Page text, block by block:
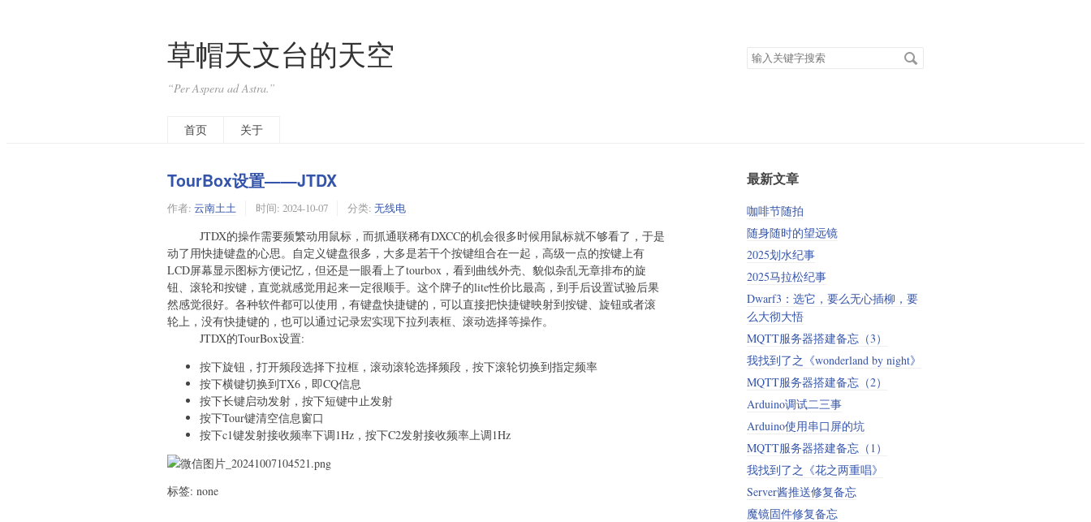
草帽天文台的天空
“Per Aspera ad Astra.”
搜
首页 关于
TourBox设置——JTDX
作者: 云南土土 时间: 2024-10-07 分类: 无线电
JTDX的操作需要频繁动用鼠标，而抓通联稀有DXCC的机会很多时候用鼠标就不够看了，于是
动了用快捷键盘的心思。自定义键盘很多，大多是若干个按键组合在一起，高级一点的按键上有
LCD屏幕显示图标方便记忆，但还是一眼看上了tourbox，看到曲线外壳、貌似杂乱无章排布的旋
钮、滚轮和按键，直觉就感觉用起来一定很顺手。这个牌子的lite性价比最高，到手后设置试验后果
然感觉很好。各种软件都可以使用，有键盘快捷键的，可以直接把快捷键映射到按键、旋钮或者滚
轮上，没有快捷键的，也可以通过记录宏实现下拉列表框、滚动选择等操作。
JTDX的TourBox设置:
按下旋钮，打开频段选择下拉框，滚动滚轮选择频段，按下滚轮切换到指定频率
按下横键切换到TX6，即CQ信息
按下长键启动发射，按下短键中止发射
按下Tour键清空信息窗口
按下c1键发射接收频率下调1Hz，按下C2发射接收频率上调1Hz
标签: none
最新文章
咖啡节随拍
随身随时的望远镜
2025划水纪事
2025马拉松纪事
Dwarf3：选它，要么无心插柳，要
么大彻大悟
MQTT服务器搭建备忘（3）
我找到了之《wonderland by night》
MQTT服务器搭建备忘（2）
Arduino调试二三事
Arduino使用串口屏的坑
MQTT服务器搭建备忘（1）
我找到了之《花之两重唱》
Server酱推送修复备忘
魔镜固件修复备忘